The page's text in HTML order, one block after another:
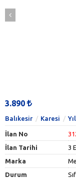
3.890
Balıkesir Karesi
İlan No
İlan Tarihi
3
Marka
Durum